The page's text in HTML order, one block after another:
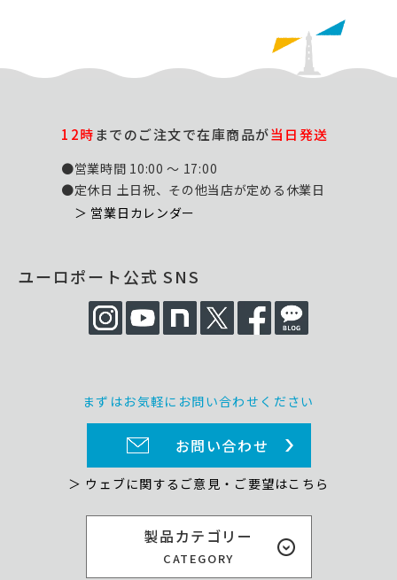
製品カテゴリー
CATEGORY
12時までのご注文で在庫商品が当日発送
●営業時間 10:00 ～ 17:00
●定休日 土日祝、その他当店が定める休業日
＞ 営業日カレンダー
ユーロポート公式 SNS
まずはお気軽にお問い合わせください
お問い合わせ
＞ ウェブに関するご意見・ご要望はこちら